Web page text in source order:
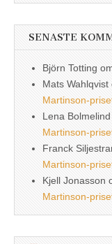
SENASTE
Björn Totting
Mats Wahlqvist
Martinson-
Lena Bolmelind
Martinson-
Franck
Martinson-
Kjell Jonasson
Martinson-